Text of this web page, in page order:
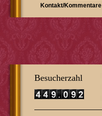
Kontakt/Kommentare
Besucherzahl